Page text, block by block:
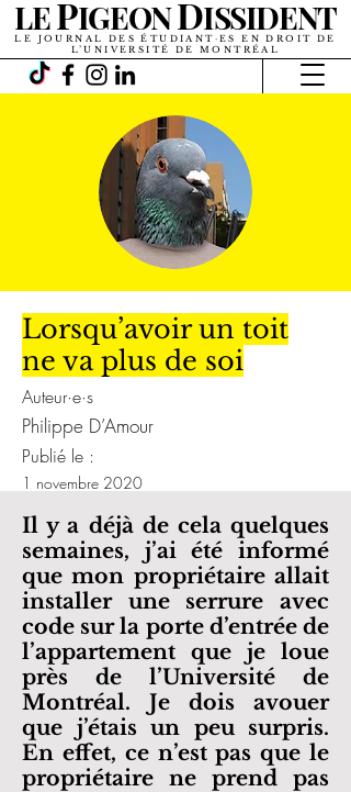
LEPIGEONDISSIDENT
LE JOURNAL DES ÉTUDIANT·ES EN DROIT DE
L’UNIVERSITÉ DE MONTRÉAL
Lorsqu’avoir un toit
ne va plus de soi
Auteur·e·s
Philippe D’Amour
Publié le :
1 novembre 2020
Il y a déjà de cela quelques
semaines, j’ai été informé
que mon propriétaire allait
installer une serrure avec
code sur la porte d’entrée de
l’appartement que je loue
près de l’Université de
Montréal. Je dois avouer
que j’étais un peu surpris.
En effet, ce n’est pas que le
propriétaire ne prend pas